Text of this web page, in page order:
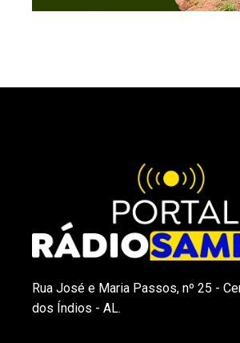
Rua José e Maria Passos, nº 25 -
dos Índios - AL.